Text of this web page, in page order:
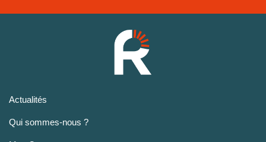
Actualités
Qui sommes-nous ?